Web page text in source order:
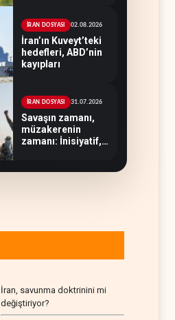
İRAN DOSYASI 02.08.2026
İran’ın Kuveyt’teki
hedefleri, ABD’nin
kayıpları
İRAN DOSYASI 31.07.2026
Savaşın zamanı,
müzakerenin
zamanı: İnisiyatif,
İran, savunma doktrinini mi
değiştiriyor?